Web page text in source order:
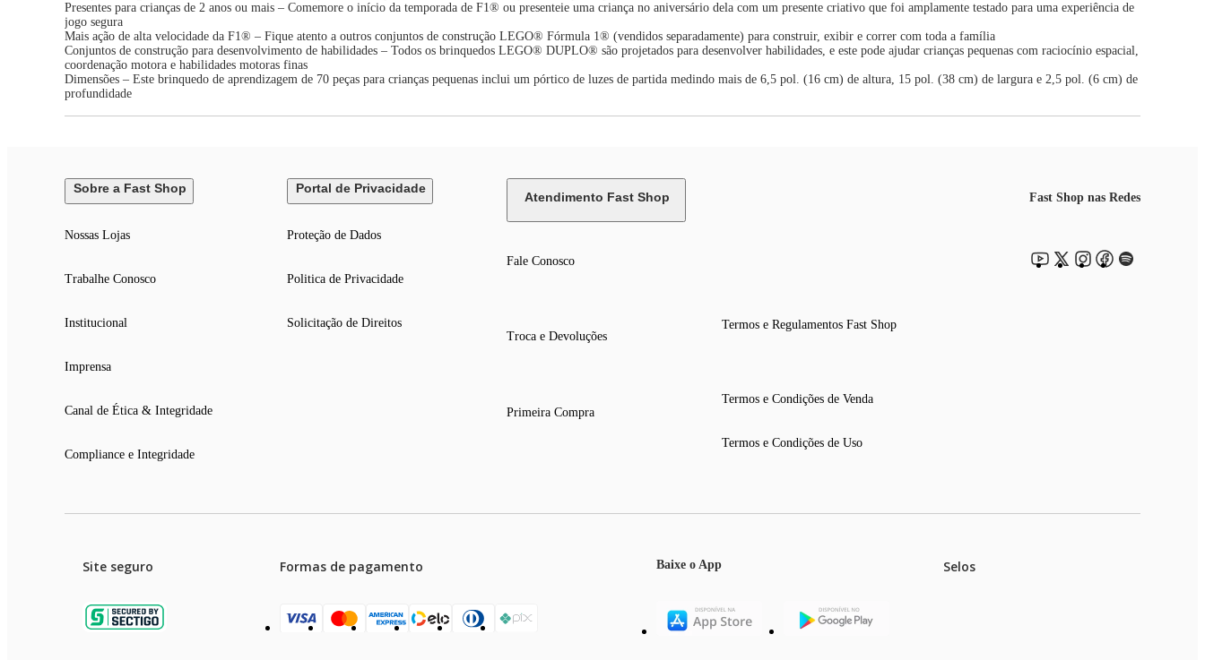
Presentes para crianças de 2 anos ou mais – Comemore o início da temporada de F1® ou presenteie uma criança no aniversário dela com um presente criativo que foi amplamente testado para uma experiência de
jogo segura
Mais ação de alta velocidade da F1® – Fique atento a outros conjuntos de construção LEGO® Fórmula 1® (vendidos separadamente) para construir, exibir e correr com toda a família
Conjuntos de construção para desenvolvimento de habilidades – Todos os brinquedos LEGO® DUPLO® são projetados para desenvolver habilidades, e este pode ajudar crianças pequenas com raciocínio espacial,
coordenação motora e habilidades motoras finas
Dimensões – Este brinquedo de aprendizagem de 70 peças para crianças pequenas inclui um pórtico de luzes de partida medindo mais de 6,5 pol. (16 cm) de altura, 15 pol. (38 cm) de largura e 2,5 pol. (6 cm) de
profundidade
Sobre a Fast Shop
Nossas Lojas
Trabalhe Conosco
Institucional
Imprensa
Canal de Ética & Integridade
Compliance e Integridade
Portal de Privacidade
Proteção de Dados
Politica de Privacidade
Solicitação de Direitos
Atendimento Fast Shop
Fale Conosco
Troca e Devoluções
Primeira Compra
Termos e Regulamentos Fast Shop
Termos e Condições de Venda
Termos e Condições de Uso
Fast Shop nas Redes
Site seguro Formas de pagamento Baixe o App Selos